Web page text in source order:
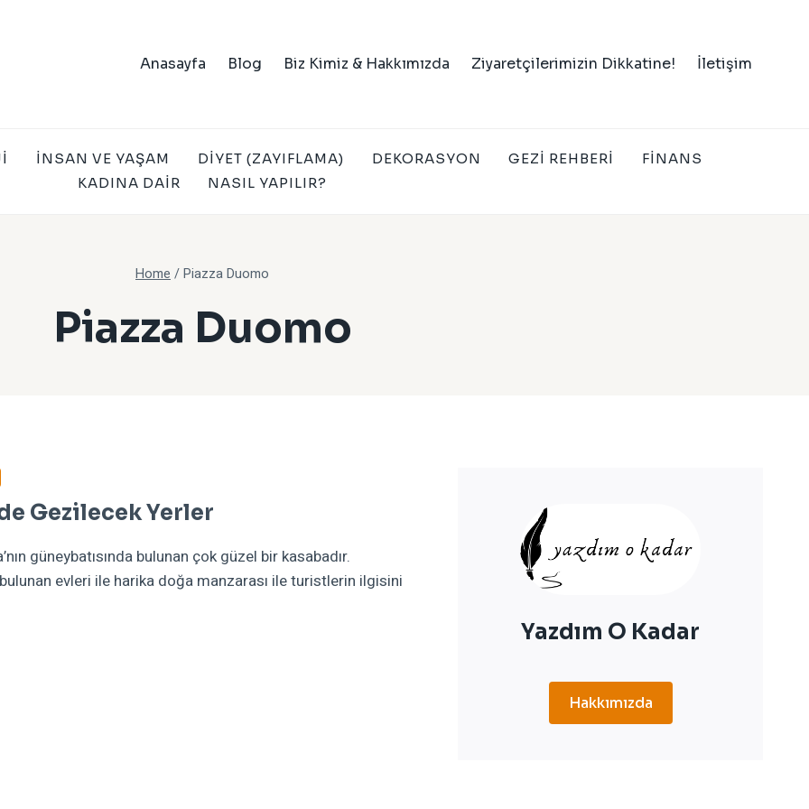
Anasayfa Blog Biz Kimiz & Hakkımızda Ziyaretçilerimizin Dikkatine! İletişim
İNSAN VE YAŞAM DIYET (ZAYIFLAMA) DEKORASYON GEZI REHBERI
FINANS
KADINA DAIR
NASIL YAPILIR?
Home /Piazza Duomo
Piazza Duomo
Gezilecek Yerler
güneybatısında bulunan çok güzel bir kasabadır.
evleri ile harika doğa manzarası ile turistlerin ilgisini
Yazdım O Kadar
Hakkımızda